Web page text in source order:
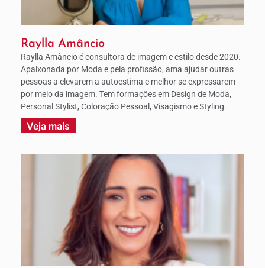
Raylla Amâncio
Raylla Amâncio é consultora de imagem e estilo desde 2020.
Apaixonada por Moda e pela profissão, ama ajudar outras
pessoas a elevarem a autoestima e melhor se expressarem
por meio da imagem. Tem formações em Design de Moda,
Personal Stylist, Coloração Pessoal, Visagismo e Styling.
Veja mais